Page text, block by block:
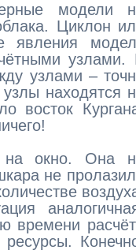
модели
Циклон
явления
узлами.
узлами –
находятся
восток
на окно. Она
не
времени